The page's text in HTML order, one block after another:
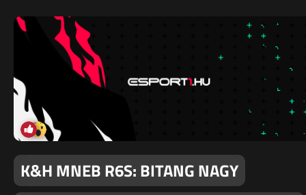
K&H MNEB R6S: BITANG NAGY